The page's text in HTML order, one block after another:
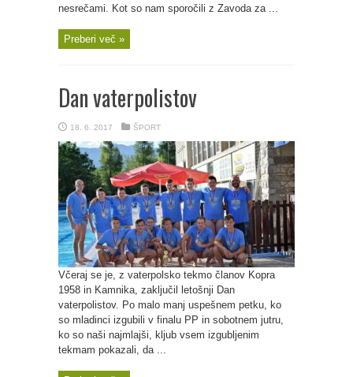
nesrečami. Kot so nam sporočili z Zavoda za ...
Preberi več »
Dan vaterpolistov
18. 6. 2017 ŠPORT
Včeraj se je, z vaterpolsko tekmo članov Kopra
1958 in Kamnika, zaključil letošnji Dan
vaterpolistov. Po malo manj uspešnem petku, ko
so mladinci izgubili v finalu PP in sobotnem jutru,
ko so naši najmlajši, kljub vsem izgubljenim
tekmam pokazali, da ...